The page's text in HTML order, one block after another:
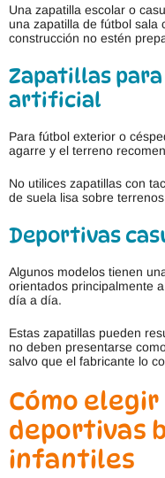
Una zapatilla escolar o
una zapatilla de fútbol sala
construcción no estén
Zapatillas
artificial
Para fútbol exterior o
agarre y el terreno
No utilices zapatillas con
de suela lisa sobre
Deportivas
Algunos modelos tienen
orientados principalmente
día a día.
Estas zapatillas pueden
no deben presentarse
salvo que el fabricante lo
Cómo
deportivas
infantiles